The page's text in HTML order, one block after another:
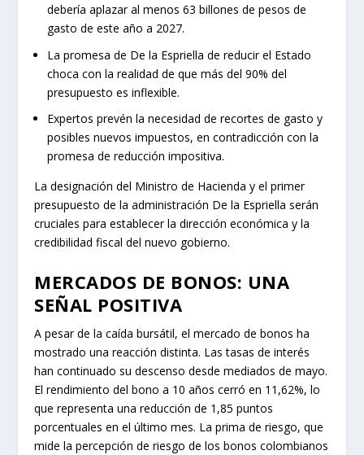
debería aplazar al menos 63 billones de pesos de
gasto de este año a 2027.
La promesa de De la Espriella de reducir el Estado
choca con la realidad de que más del 90% del
presupuesto es inflexible.
Expertos prevén la necesidad de recortes de gasto y
posibles nuevos impuestos, en contradicción con la
promesa de reducción impositiva.
La designación del Ministro de Hacienda y el primer
presupuesto de la administración De la Espriella serán
cruciales para establecer la dirección económica y la
credibilidad fiscal del nuevo gobierno.
MERCADOS DE BONOS: UNA
SEÑAL POSITIVA
A pesar de la caída bursátil, el mercado de bonos ha
mostrado una reacción distinta. Las tasas de interés
han continuado su descenso desde mediados de mayo.
El rendimiento del bono a 10 años cerró en 11,62%, lo
que representa una reducción de 1,85 puntos
porcentuales en el último mes. La prima de riesgo, que
mide la percepción de riesgo de los bonos colombianos